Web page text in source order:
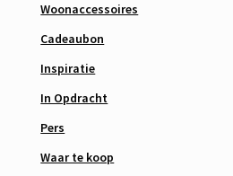
Woonaccessoires
Cadeaubon
Inspiratie
In Opdracht
Pers
Waar te koop